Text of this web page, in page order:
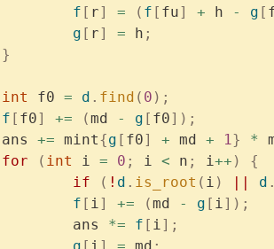
		f
[ r] = ( f [ fu] + h - g [
		g
[ r] = h ;
	}
	int
f0 = d . find ( 0 );
	f
[ f0] += (md - g [ f0]);
	ans
+= mint{g [ f0] + md + 1} *
	for
( int i = 0 ; i < n ; i++ )
{
		if
( ! d . is_root ( i ) || d .
		f
[ i] += (md - g [ i]);
		ans
*= f [ i];